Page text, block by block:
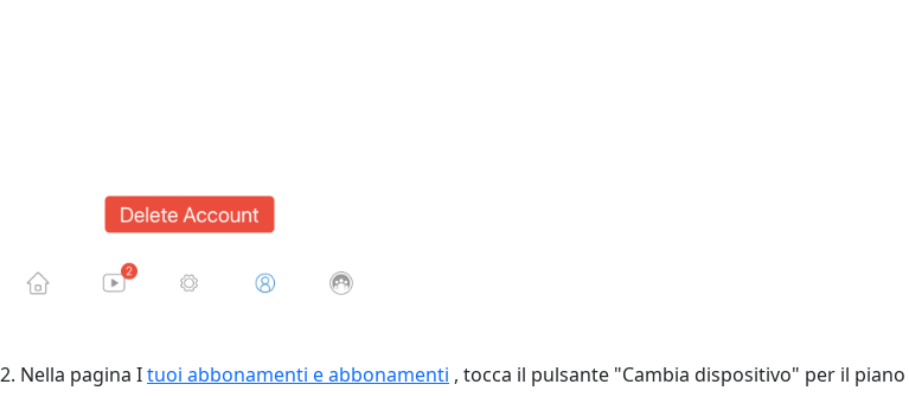
2. Nella pagina Ituoi abbonamenti e abbonamenti , tocca il pulsante "Cambia dispositivo" per il